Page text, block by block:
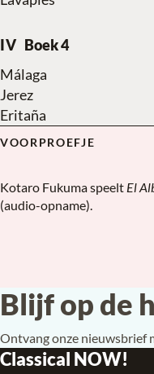
Boek 4
Málaga
Jerez
Eritaña
VOORPROEFJE
Kotaro Fukuma speelt El
(audio-opname).
Blijf op de
Ontvang onze nieuwsbrief
Classical NOW!